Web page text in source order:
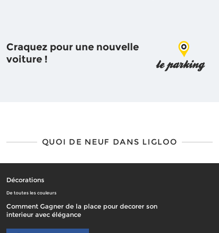
Craquez pour une nouvelle
voiture !
QUOI DE NEUF DANS LIGLOO
Décorations
De toutes les couleurs
Comment Gagner de la place pour decorer son
interieur avec élégance